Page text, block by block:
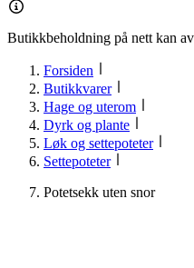
Butikkbeholdning på nett kan
Forsiden
Butikkvarer
Hage og uterom
Dyrk og plante
Løk og settepoteter
Settepoteter
Potetsekk uten snor